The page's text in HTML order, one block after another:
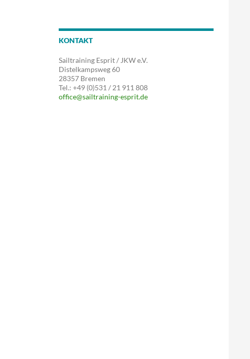
KONTAKT
Sailtraining Esprit / JKW e.V.
Distelkampsweg 60
28357 Bremen
Tel.: +49 (0)531 / 21 911 808
office@sailtraining-esprit.de